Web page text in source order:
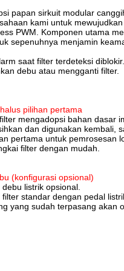
papan sirkuit modular
kami untuk
PWM. Komponen utama
sepenuhnya menjamin
saat filter terdeteksi
debu atau mengganti filter.
pilihan pertama
mengadopsi bahan dasar
dan digunakan kembali,
pertama untuk pemrosesan
filter dengan mudah.
(konfigurasi opsional)
listrik opsional.
standar dengan pedal
yang sudah terpasang akan